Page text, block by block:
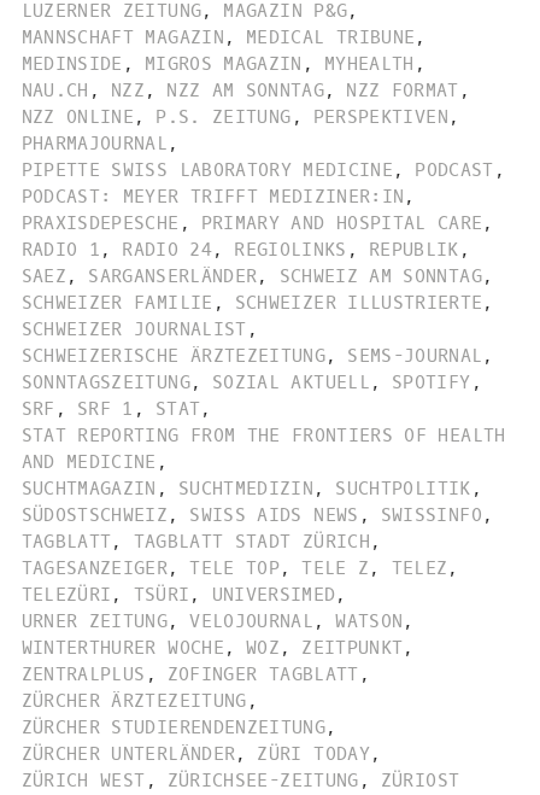
LUZERNER ZEITUNG, MAGAZIN P&G,
MANNSCHAFT MAGAZIN , MEDICAL TRIBUNE ,
MEDINSIDE , MIGROS MAGAZIN , MYHEALTH ,
NAU.CH , NZZ , NZZ AM SONNTAG, NZZ FORMAT ,
NZZ ONLINE , P.S. ZEITUNG , PERSPEKTIVEN ,
PHARMAJOURNAL ,
PIPETTE SWISS LABORATORY MEDICINE , PODCAST ,
PODCAST: MEYER TRIFFT MEDIZINER:IN ,
PRAXISDEPESCHE , PRIMARY AND HOSPITAL CARE ,
RADIO 1 , RADIO 24, REGIOLINKS , REPUBLIK ,
SAEZ , SARGANSERLÄNDER, SCHWEIZ AM SONNTAG,
SCHWEIZER FAMILIE , SCHWEIZER ILLUSTRIERTE ,
SCHWEIZER JOURNALIST ,
SCHWEIZERISCHE ÄRZTEZEITUNG, SEMS-JOURNAL ,
SONNTAGSZEITUNG, SOZIAL AKTUELL , SPOTIFY ,
SRF , SRF 1 , STAT,
STAT REPORTING FROM THE FRONTIERS OF HEALTH
AND MEDICINE ,
SUCHTMAGAZIN , SUCHTMEDIZIN , SUCHTPOLITIK ,
SÜDOSTSCHWEIZ , SWISS AIDS NEWS , SWISSINFO ,
TAGBLATT, TAGBLATT STADT ZÜRICH ,
TAGESANZEIGER, TELE TOP, TELE Z , TELEZ ,
TELEZÜRI , TSÜRI , UNIVERSIMED ,
URNER ZEITUNG, VELOJOURNAL , WATSON ,
WINTERTHURER WOCHE , WOZ , ZEITPUNKT,
ZENTRALPLUS , ZOFINGER TAGBLATT ,
ZÜRCHER ÄRZTEZEITUNG ,
ZÜRCHER STUDIERENDENZEITUNG,
ZÜRCHER UNTERLÄNDER, ZÜRI TODAY,
ZÜRICH WEST , ZÜRICHSEE-ZEITUNG , ZÜRIOST